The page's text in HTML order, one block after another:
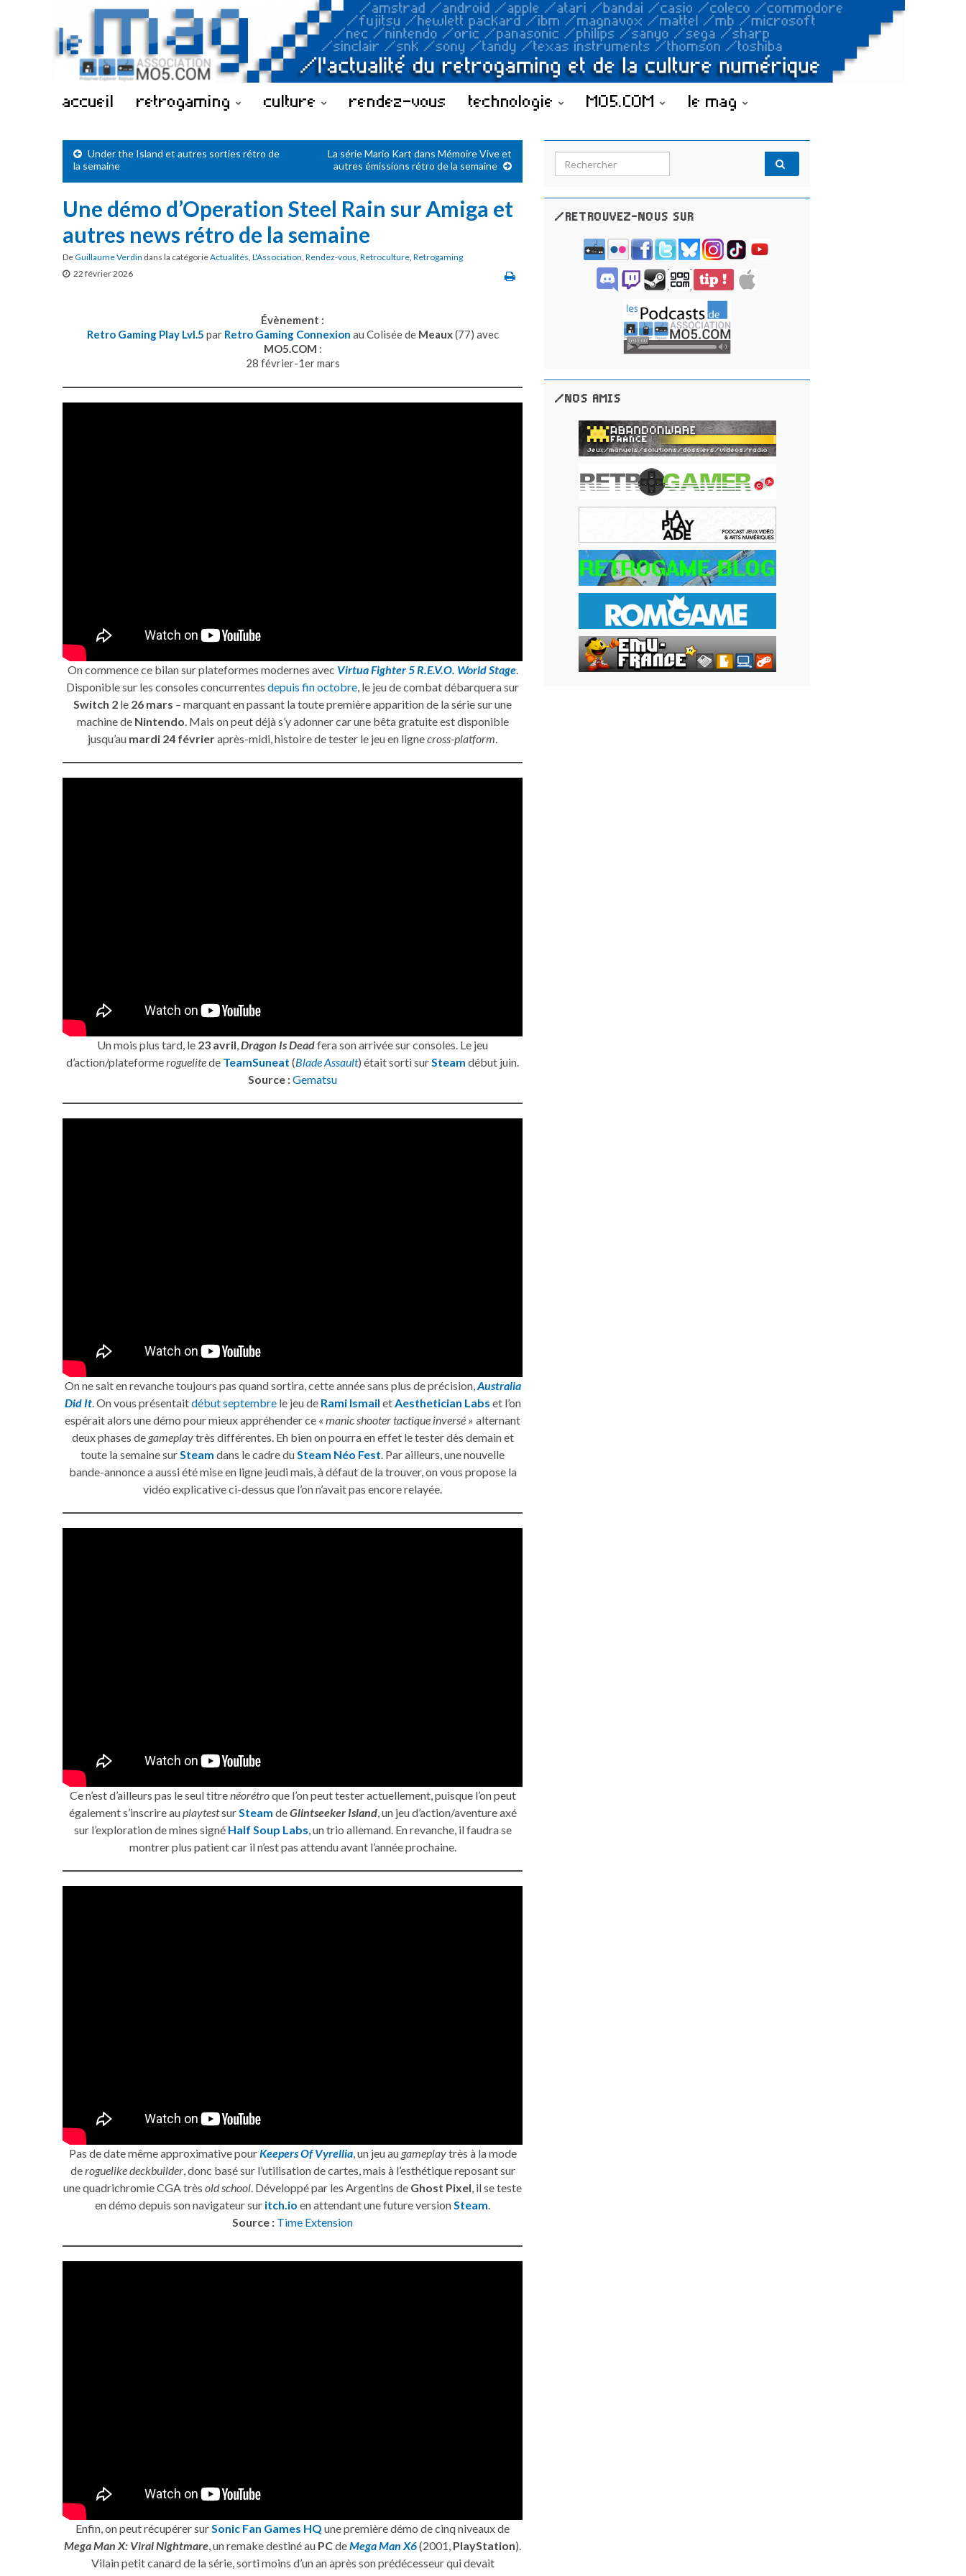
accueil retrogaming culture rendez-vous technologie MO5.COM le mag
Under the Island et autres sorties rétro de
la semaine
La série Mario Kart dans Mémoire Vive et
autres émissions rétro de la semaine
Une démo d’Operation Steel Rain sur Amiga et
autres news rétro de la semaine
DeGuillaume Verdin dans la catégorieActualités, L'Association, Rendez-vous, Retroculture, Retrogaming
22 février 2026
Évènement :
Retro Gaming Play Lvl.5 par Retro Gaming Connexion au Colisée de Meaux(77) avec
MO5.COM :
28 février-1er mars
On commence ce bilan sur plateformes modernes avec Virtua Fighter 5 R.E.V.O. World Stage.
Disponible sur les consoles concurrentes depuis fin octobre , le jeu de combat débarquera sur
Switch 2 le 26 mars – marquant en passant la toute première apparition de la série sur une
machine de Nintendo . Mais on peut déjà s’y adonner car une bêta gratuite est disponible
jusqu’au mardi 24 févrieraprès-midi, histoire de tester le jeu en lignecross-platform
Un mois plus tard, le 23 avril Dragon Is Deadfera son arrivée sur consoles. Le jeu
d’action/plateformeroguelitede TeamSuneat (Blade Assault) était sorti sur Steam début juin.
Source :Gematsu
On ne sait en revanche toujours pas quand sortira, cette année sans plus de précision, Australia
Did It. On vous présentaitdébut septembrele jeu de Rami Ismail et Aesthetician Labs et l’on
espérait alors une démo pour mieux appréhender ce « manic shooter tactique inversé » alternant
deux phases de gameplaytrès différentes. Eh bien on pourra en effet le tester dès demain et
toute la semaine sur Steam dans le cadre du Steam Néo Fest . Par ailleurs, une nouvelle
bande-annonce a aussi été mise en ligne jeudi mais, à défaut de la trouver, on vous propose la
vidéo explicative ci-dessus que l’on n’avait pas encore relayée.
Ce n’est d’ailleurs pas le seul titrenéorétroque l’on peut tester actuellement, puisque l’on peut
également s’inscrire au playtestsur Steam deGlintseeker Island, un jeu d’action/aventure axé
sur l’exploration de mines signé Half Soup Labs , un trio allemand. En revanche, il faudra se
montrer plus patient car il n’est pas attendu avant l’année prochaine.
Pas de date même approximative pour Keepers Of Vyrellia, un jeu au gameplaytrès à la mode
deroguelike deckbuilder, donc basé sur l’utilisation de cartes, mais à l’esthétique reposant sur
une quadrichromie CGA très old school . Développé par les Argentins de Ghost Pixel , il se teste
en démo depuis son navigateur sur itch.io en attendant une future version Steam
Source : Time Extension
Enfin, on peut récupérer sur Sonic Fan Games HQ une première démo de cinq niveaux de
Mega Man X: Viral Nightmare , un remake destiné au PCdeMega Man X6(2001, PlayStation).
Vilain petit canard de la série, sorti moins d’un an après son prédécesseur qui devait
Search for:
/RETROUVEZ-NOUS SUR
/NOS AMIS